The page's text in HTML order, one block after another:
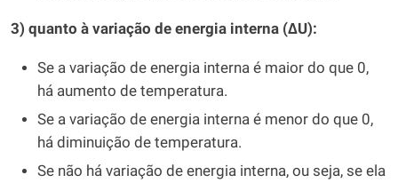
3) quanto à variação de energia interna (ΔU):
Se a variação de energia interna é maior do que 0,
há aumento de temperatura.
Se a variação de energia interna é menor do que 0,
há diminuição de temperatura.
Se não há variação de energia interna, ou seja, se ela